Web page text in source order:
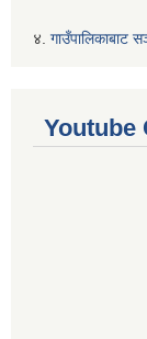
४. गाउँपालिकाबाट
Youtube